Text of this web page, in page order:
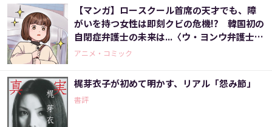
【マンガ】ロースクール首席の天才でも、障
がいを持つ女性は即刻クビの危機!? 韓国初の
自閉症弁護士の未来は...〈ウ・ヨンウ弁護士は
天才肌(2)〉
アニメ・コミック
梶芽衣子が初めて明かす、リアル「怨み節」
書評